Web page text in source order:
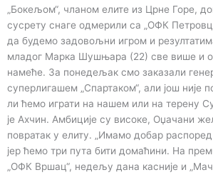
„Бокељом“, чланом елите из Црне Горе,
сусрету снаге одмерили са „ОФК
да будемо задовољни игром и
младог Марка Шушњара (22) све више и
намеће. За понедељак смо заказали
суперлигашем „Спартаком“, али још није
ли ћемо играти на нашем или на терену
је Ахчин. Амбиције су високе, Оџачани
повратак у елиту. „Имамо добар
јер ћемо три пута бити домаћини. На
„ОФК Вршац“, недељу дана касније и